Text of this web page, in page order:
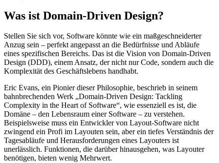
Was ist Domain-Driven Design?
Stellen Sie sich vor, Software könnte wie ein maßgeschneiderter
Anzug sein – perfekt angepasst an die Bedürfnisse und Abläufe
eines spezifischen Bereichs. Das ist die Vision von Domain-Driven
Design (DDD), einem Ansatz, der nicht nur Code, sondern auch die
Komplexität des Geschäftslebens handhabt.
Eric Evans, ein Pionier dieser Philosophie, beschrieb in seinem
bahnbrechenden Werk „Domain-Driven Design: Tackling
Complexity in the Heart of Software“, wie essenziell es ist, die
Domäne – den Lebensraum einer Software – zu verstehen.
Beispielsweise muss ein Entwickler von Layout-Software nicht
zwingend ein Profi im Layouten sein, aber ein tiefes Verständnis der
Tagesabläufe und Herausforderungen eines Layouters ist
unerlässlich. Funktionen, die darüber hinausgehen, was Layouter
benötigen, bieten wenig Mehrwert.